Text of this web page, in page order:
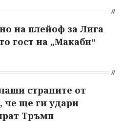
на плейоф за Лига
гост на „Макаби“
страните от
че ще ги удари
Тръмп